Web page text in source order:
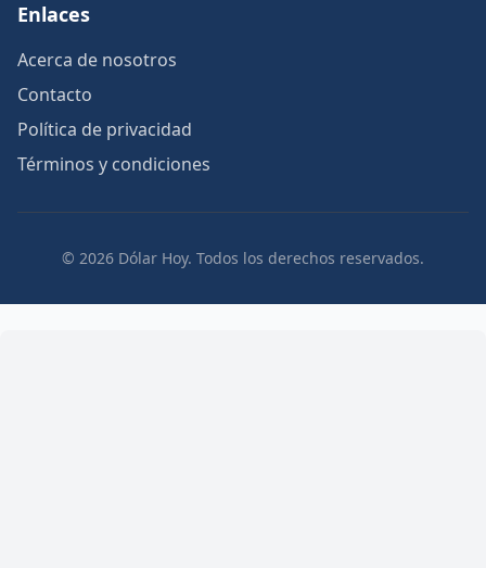
Enlaces
Acerca de nosotros
Contacto
Política de privacidad
Términos y condiciones
© 2026 Dólar Hoy. Todos los derechos reservados.